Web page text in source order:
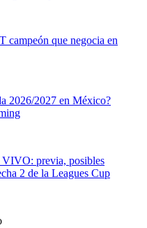
campeón que negocia en
2026/2027 en México?
previa, posibles
2 de la Leagues Cup